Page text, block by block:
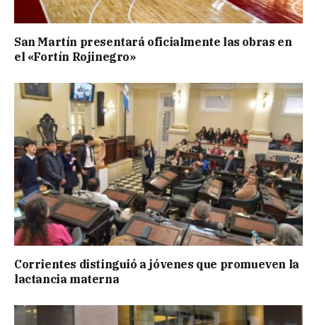
San Martín presentará oficialmente las obras en
el «Fortín Rojinegro»
Corrientes distinguió a jóvenes que promueven la
lactancia materna